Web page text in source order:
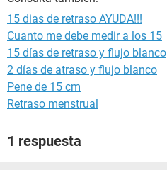
15 dias de retraso AYUDA!!!
Cuanto me debe medir a los 15
15 días de retraso y flujo blanco
2 días de atraso y flujo blanco
Pene de 15 cm
Retraso menstrual
1 respuesta